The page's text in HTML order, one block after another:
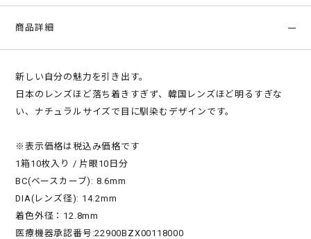
商品詳細
新しい自分の魅力を引き出す。
日本のレンズほど落ち着きすぎず、韓国レンズほど明るすぎな
い、ナチュラルサイズで目に馴染むデザインです。
※表示価格は税込み価格です
1箱10枚入り / 片眼10日分
BC(ベースカーブ): 8.6mm
DIA(レンズ径): 14.2mm
着色外径：12.8mm
医療機器承認番号:22900BZX00118000